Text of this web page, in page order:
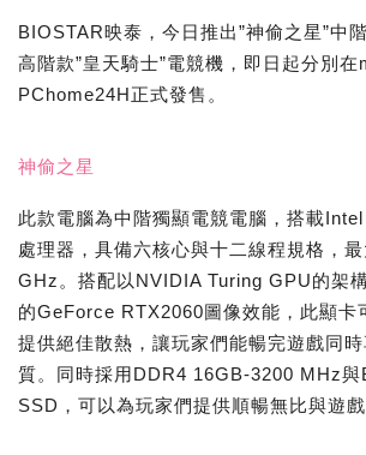
BIOSTAR映泰，今日推出”神偷之星”中
高階款”皇天騎士”電競機，即日起分別
PChome24H正式發售。
神偷之星
此款電腦為中階獨顯電競電腦，搭載
處理器，具備六核心與十二線程規格，
GHz。搭配以NVIDIA Turing GPU的架
的GeForce RTX2060圖像效能，此顯卡
提供絕佳散熱，讓玩家們能暢完遊戲同
質。同時採用DDR4 16GB-3200 MHz
SSD，可以為玩家們提供順暢無比與遊戲